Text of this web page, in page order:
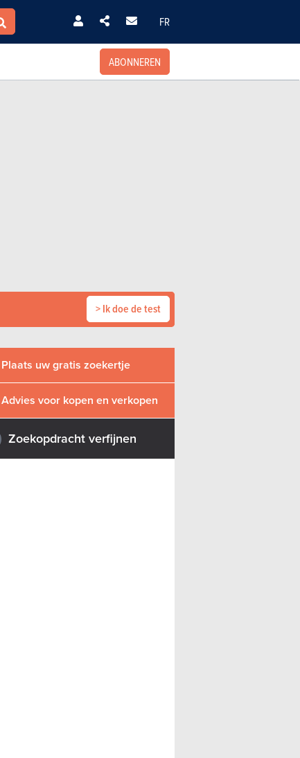
FR
ABONNEREN
> Ik doe de test
Plaats uw gratis zoekertje
Advies voor kopen en verkopen
Zoekopdracht verfijnen